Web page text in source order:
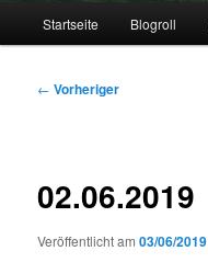
Startseite Blogroll
Beitragsnavigation
← Vorheriger
02.06.2019
Veröffentlicht am03/06/2019